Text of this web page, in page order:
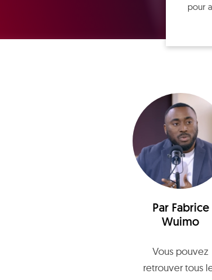
pour
Par Fabrice
Wuimo
Vous pouvez
retrouver tous